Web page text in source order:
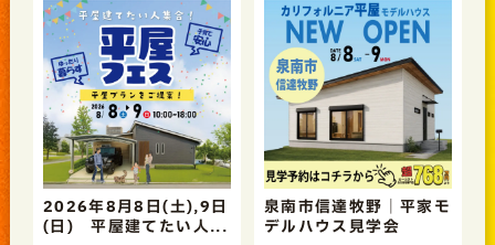
2026年8月8日(土),9日
(日) 平屋建てたい人...
泉南市信達牧野｜平家モ
デルハウス見学会